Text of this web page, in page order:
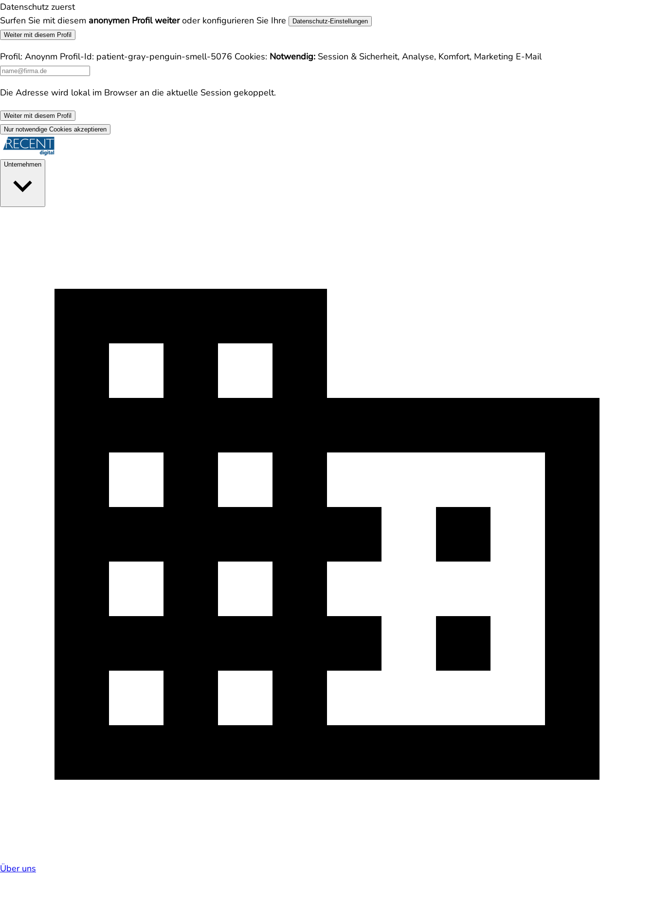
Datenschutz zuerst
Surfen Sie mit diesem anonymen Profil weiteroder konfigurieren Sie Ihre
Datenschutz-Einstellungen
Weiter mit diesem Profil
Profil: Anoynm Profil-Id: patient-gray-penguin-smell-5076 Cookies: Notwendig: Session & Sicherheit, Analyse, Komfort, Marketing E-Mail
Die Adresse wird lokal im Browser an die aktuelle Session gekoppelt.
Weiter mit diesem Profil
Nur notwendige Cookies akzeptieren
Unternehmen
Über uns